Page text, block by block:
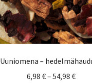
Uuniomena –
6,98 €– 54,98 €